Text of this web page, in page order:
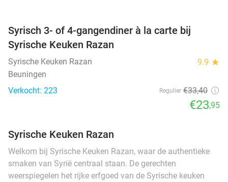
Syrisch 3- of 4-gangendiner à la carte bij
Syrische Keuken Razan
Syrische Keuken Razan 9.9 star
Beuningen
Verkocht: 223
Regulier €33,40
€23,95
Syrische Keuken Razan
Welkom bij Syrische Keuken Razan, waar de authentieke
smaken van Syrië centraal staan. De gerechten
weerspiegelen het rijke erfgoed van de Syrische keuken